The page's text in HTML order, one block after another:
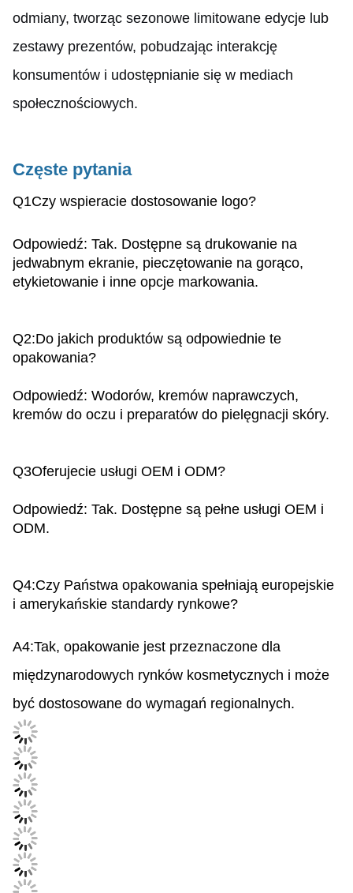
odmiany, tworząc sezonowe limitowane edycje lub
zestawy prezentów, pobudzając interakcję
konsumentów i udostępnianie się w mediach
społecznościowych.
Częste pytania
Q1Czy wspieracie dostosowanie logo?
Odpowiedź: Tak. Dostępne są drukowanie na
jedwabnym ekranie, pieczętowanie na gorąco,
etykietowanie i inne opcje markowania.
Q2:Do jakich produktów są odpowiednie te
opakowania?
Odpowiedź: Wodorów, kremów naprawczych,
kremów do oczu i preparatów do pielęgnacji skóry.
Q3Oferujecie usługi OEM i ODM?
Odpowiedź: Tak. Dostępne są pełne usługi OEM i
ODM.
Q4:Czy Państwa opakowania spełniają europejskie
i amerykańskie standardy rynkowe?
A4:Tak, opakowanie jest przeznaczone dla
międzynarodowych rynków kosmetycznych i może
być dostosowane do wymagań regionalnych.